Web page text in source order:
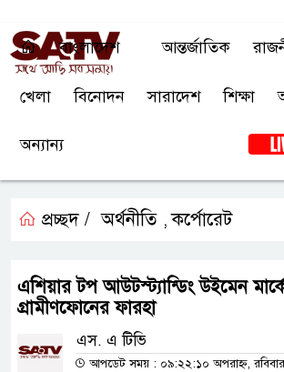
বাংলাদেশ আন্তর্জাতিক
খেলা বিনোদন সারাদেশ শিক্ষা
অন্যান্য
প্রচ্ছদ / অর্থনীতি ,কর্পোরেট
এশিয়ার টপ আউটস্ট্যান্ডিং উইমেন
গ্রামীণফোনের ফারহা
এস. এ টিভি
আপডেট সময় : ০৯:২২:১০ অপরাহ্ন,